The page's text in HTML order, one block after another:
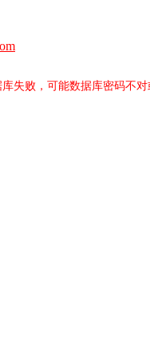
失败，可能数据库密码不